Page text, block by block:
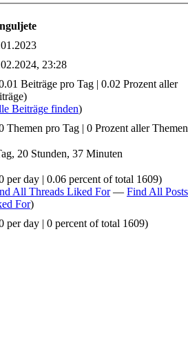
23:28
Beiträge pro Tag | 0.02 Prozent aller
Beiträge finden)
Themen pro Tag | 0 Prozent aller
20 Stunden, 37 Minuten
per day | 0.06 percent of total 1609)
All Threads Liked For— Find All Posts
For)
per day | 0 percent of total 1609)